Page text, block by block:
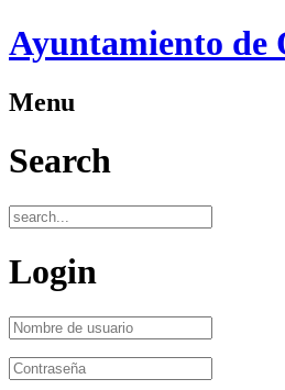
Ayuntamiento de
Menu
Search
Login